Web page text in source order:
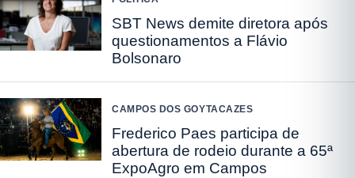
SBT News demite diretora após
questionamentos a Flávio
Bolsonaro
CAMPOS DOS GOYTACAZES
Frederico Paes participa de
abertura de rodeio durante a 65ª
ExpoAgro em Campos